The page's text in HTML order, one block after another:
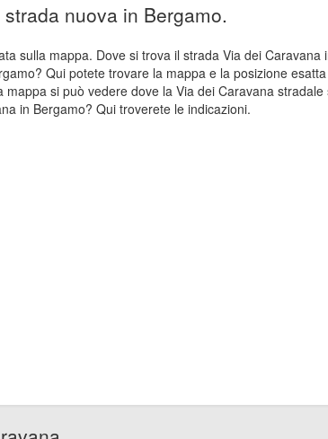
nuova in Bergamo.
sulla mappa. Dove si trova il strada Via dei
Qui potete trovare la mappa e la posizione
si può vedere dove la Via dei Caravana
in Bergamo? Qui troverete le indicazioni.